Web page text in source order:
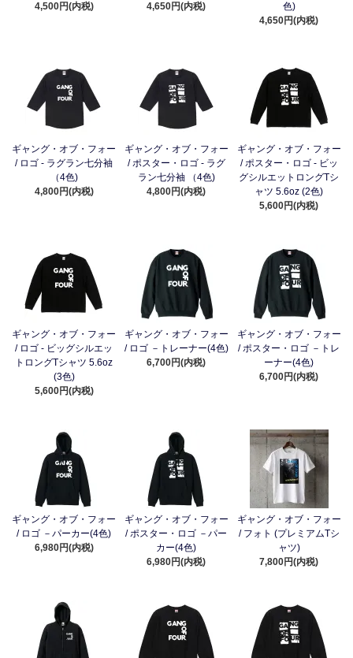
4,500円(内税)
4,650円(内税)
色)
4,650円(内税)
ギャング・オブ・フォー
/ ロゴ - ラグラン七分袖
（4色)
4,800円(内税)
ギャング・オブ・フォー
/ ポスター・ロゴ - ラグ
ラン七分袖 （4色)
4,800円(内税)
ギャング・オブ・フォー
/ ポスター・ロゴ - ビッ
グシルエットロングTシ
ャツ 5.6oz (2色)
5,600円(内税)
ギャング・オブ・フォー
/ ロゴ - ビッグシルエッ
トロングTシャツ 5.6oz
(3色)
5,600円(内税)
ギャング・オブ・フォー
/ ロゴ －トレーナー(4色)
6,700円(内税)
ギャング・オブ・フォー
/ ポスター・ロゴ －トレ
ーナー(4色)
6,700円(内税)
ギャング・オブ・フォー
/ ロゴ －パーカー(4色)
6,980円(内税)
ギャング・オブ・フォー
/ ポスター・ロゴ －パー
カー(4色)
6,980円(内税)
ギャング・オブ・フォー
/ フォト (プレミアムTシ
ャツ)
7,800円(内税)